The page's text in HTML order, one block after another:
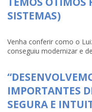
SISTEMAS)
Venha conferir como o
conseguiu modernizar e
IMPORTANTES
SEGURA E